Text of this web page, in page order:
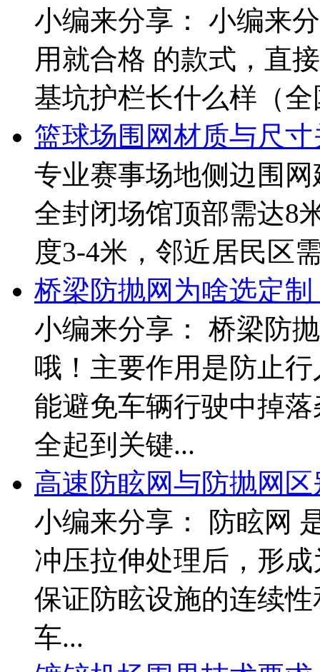
小编来分享： 小编来
用就合格 的款式，直
基坑护栏长什么样（全
篮球场围网材质与尺
专业赛事场地侧边围
全封闭场馆顶部需达8
度3-4米，邻近居民区
桥梁防抛网为啥选定制
小编来分享： 桥梁防
哦！主要作用是防止
能避免车辆行驶中掉
全起到关键...
高速防眩网与防抛网区
小编来分享： 防眩网
冲压拉伸处理后，形
保证防眩设施的连续
车...